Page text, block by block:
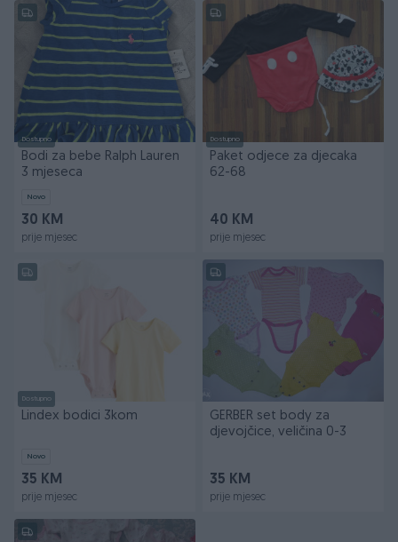
Dostupno
Bodi za bebe Ralph Lauren
3 mjeseca
Novo
30 KM
prije mjesec
Dostupno
Paket odjece za djecaka
62-68
40 KM
prije mjesec
Dostupno
Lindex bodici 3kom
Novo
35 KM
prije mjesec
GERBER set body za
djevojčice, veličina 0-3
35 KM
prije mjesec